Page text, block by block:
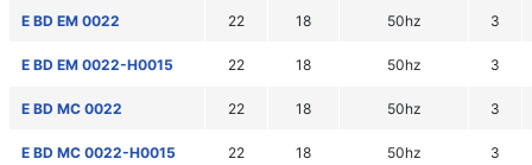
E BD EM 0022 22 18 50hz 3
E BD EM 0022-H0015 22 18 50hz 3
E BD MC 0022 22 18 50hz 3
E BD MC 0022-H0015 22 18 50hz 3